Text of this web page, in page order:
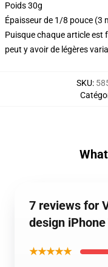
Poids 30g
Épaisseur de 1/8 pouce (3
Puisque chaque article est
peut y avoir de légères
SKU:
7 reviews for
design iPhone
★★★★★